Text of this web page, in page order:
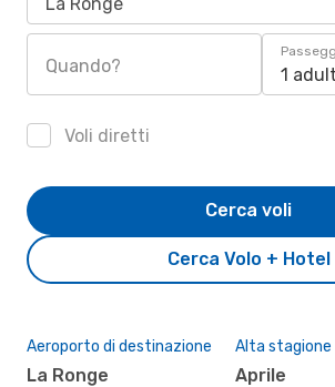
Quando? 1
Voli diretti
Cerca Volo + Hotel
Cerca voli
Aeroporto di destinazione
La Ronge
Alta stagione
aprile